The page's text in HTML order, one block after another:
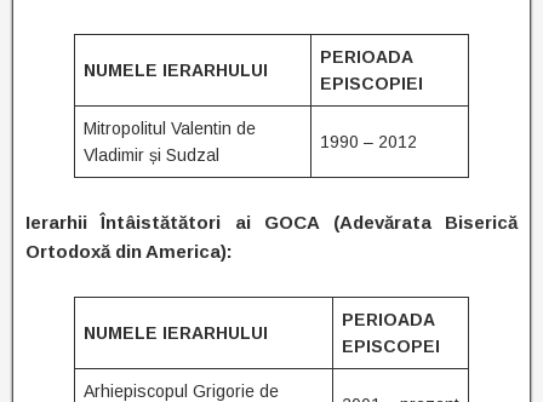
NUMELE IERARHULUI
PERIOADA
EPISCOPIEI
Mitropolitul Valentin de
Vladimir și Sudzal
1990 – 2012
Ierarhii Întâistătători ai GOCA (Adevărata Biserică
Ortodoxă din America):
NUMELE IERARHULUI
PERIOADA
EPISCOPEI
Arhiepiscopul Grigorie de